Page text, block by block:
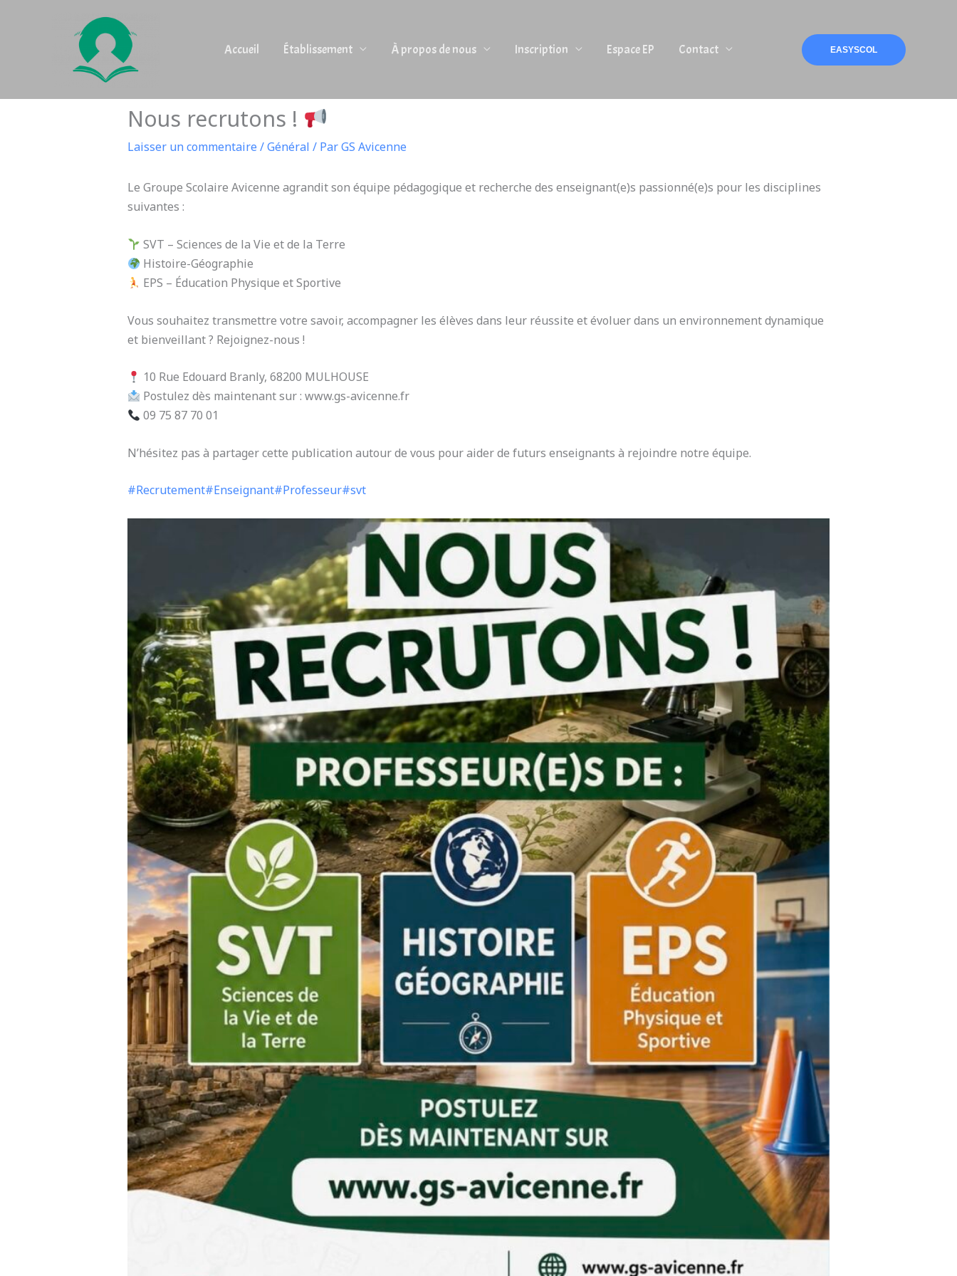
Accueil Établissement À propos de nous Inscription Espace EP Contact EASYSCOL
Nous recrutons !
Laisser un commentaire /Général / ParGS Avicenne
Le Groupe Scolaire Avicenne agrandit son équipe pédagogique et recherche des enseignant(e)s passionné(e)s pour les disciplines
suivantes :
SVT – Sciences de la Vie et de la Terre
Histoire-Géographie
EPS – Éducation Physique et Sportive
Vous souhaitez transmettre votre savoir, accompagner les élèves dans leur réussite et évoluer dans un environnement dynamique
et bienveillant ? Rejoignez-nous !
10 Rue Edouard Branly, 68200 MULHOUSE
Postulez dès maintenant sur : www.gs-avicenne.fr
09 75 87 70 01
N’hésitez pas à partager cette publication autour de vous pour aider de futurs enseignants à rejoindre notre équipe.
#Recrutement#Enseignant#Professeur#svt